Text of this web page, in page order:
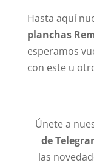
Hasta aquí
planchas
esperamos
con este u
Únete a
de
las